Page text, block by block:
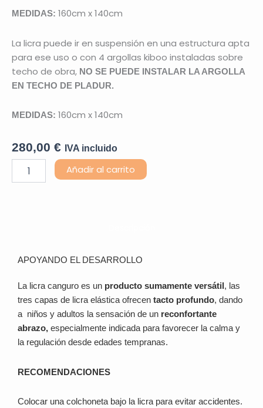
MEDIDAS: 160cm x 140cm
La licra puede ir en suspensión en una estructura apta
para ese uso o con 4 argollas kiboo instaladas sobre
techo de obra, NO SE PUEDE INSTALAR LA ARGOLLA
EN TECHO DE PLADUR.
MEDIDAS: 160cm x 140cm
280,00 € IVA incluido
Adulto
Añadir al carrito
APOYANDO EL DESARROLLO
La licra canguro es un producto sumamente versátil, las
tres capas de licra elástica ofrecen tacto profundo, dando
a niños y adultos la sensación de un reconfortante
abrazo, especialmente indicada para favorecer la calma y
la regulación desde edades tempranas.
RECOMENDACIONES
Colocar una colchoneta bajo la licra para evitar accidentes.